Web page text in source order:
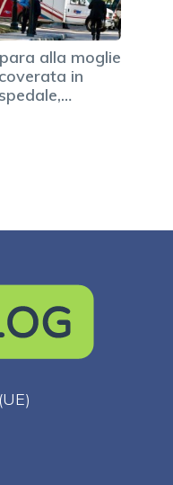
alla moglie
in